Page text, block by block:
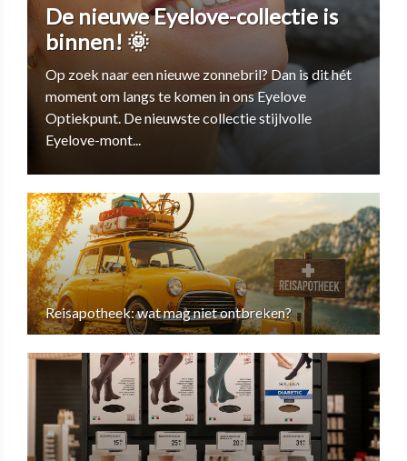
De nieuwe Eyelove-collectie is
binnen! 🌞
Op zoek naar een nieuwe zonnebril? Dan is dit hét
moment om langs te komen in ons Eyelove
Optiekpunt. De nieuwste collectie stijlvolle
Eyelove-mont...
Reisapotheek: wat mag niet ontbreken?